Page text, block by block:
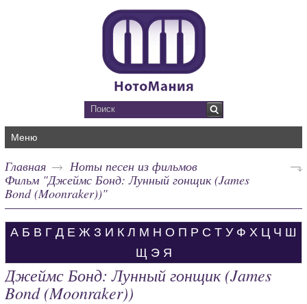
Меню
Главная
Ноты песен из фильмов
Фильм "Джеймс Бонд: Лунный гонщик (James
Bond (Moonraker))"
А Б В Г Д Е Ж З И К Л М Н О П Р С Т У Ф Х Ц Ч Ш
Щ Э Я
Джеймс Бонд: Лунный гонщик (James
Bond (Moonraker))